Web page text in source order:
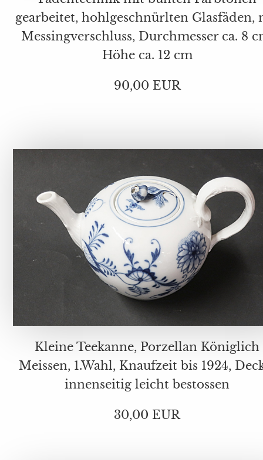
gearbeitet, hohlgeschnürlten Glasfäden, mit
Messingverschluss, Durchmesser ca. 8 cm,
Höhe ca. 12 cm
90,00 EUR
Kleine Teekanne, Porzellan Königlich
Meissen, 1.Wahl, Knaufzeit bis 1924, Deckel
innenseitig leicht bestossen
30,00 EUR